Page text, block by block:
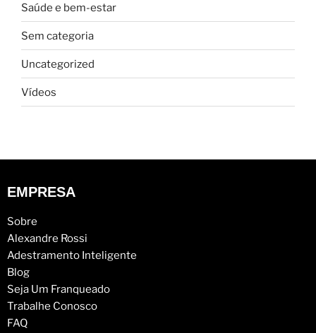
Saúde e bem-estar
Sem categoria
Uncategorized
Vídeos
EMPRESA
Sobre
Alexandre Rossi
Adestramento Inteligente
Blog
Seja Um Franqueado
Trabalhe Conosco
FAQ